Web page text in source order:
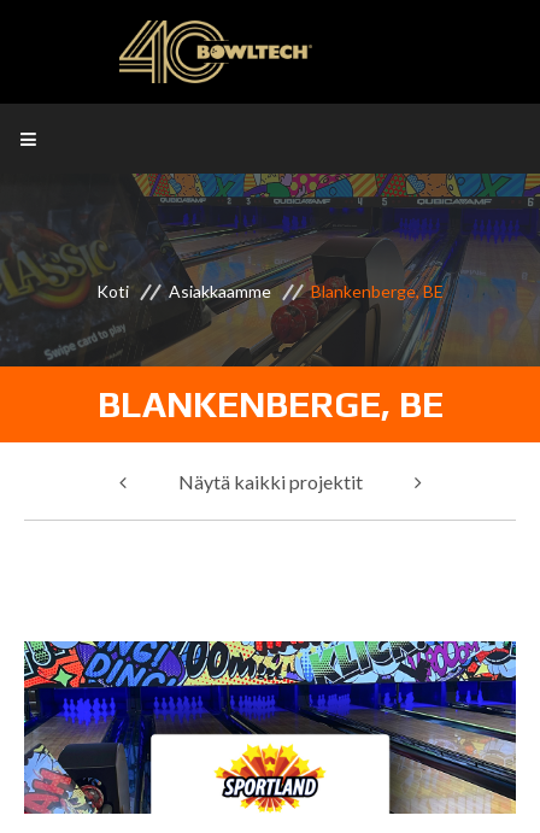
Koti Asiakkaamme Blankenberge, BE
BLANKENBERGE, BE
Näytä kaikki projektit